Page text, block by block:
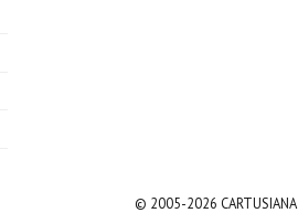
© 2005-2026 CARTUSIANA